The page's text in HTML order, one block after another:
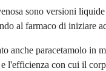
sono versioni
al farmaco di
anche paracetamolo
l'efficienza con cui il